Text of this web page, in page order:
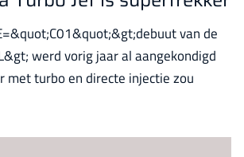
van de
werd vorig jaar al aangekondigd
met turbo en directe injectie zou